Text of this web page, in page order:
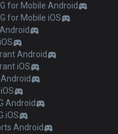
for Mobile Android
for Mobile iOS
Android
iOS
Android
iOS
Android